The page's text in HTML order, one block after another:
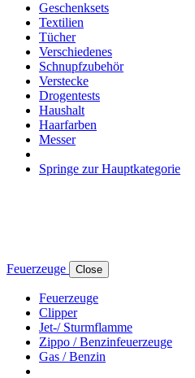
Geschenksets
Textilien
Tücher
Verschiedenes
Schnupfzubehör
Verstecke
Drogentests
Haushalt
Haarfarben
Messer
Springe zur Hauptkategorie
Feuerzeuge Close
Feuerzeuge
Clipper
Jet-/ Sturmflamme
Zippo / Benzinfeuerzeuge
Gas / Benzin